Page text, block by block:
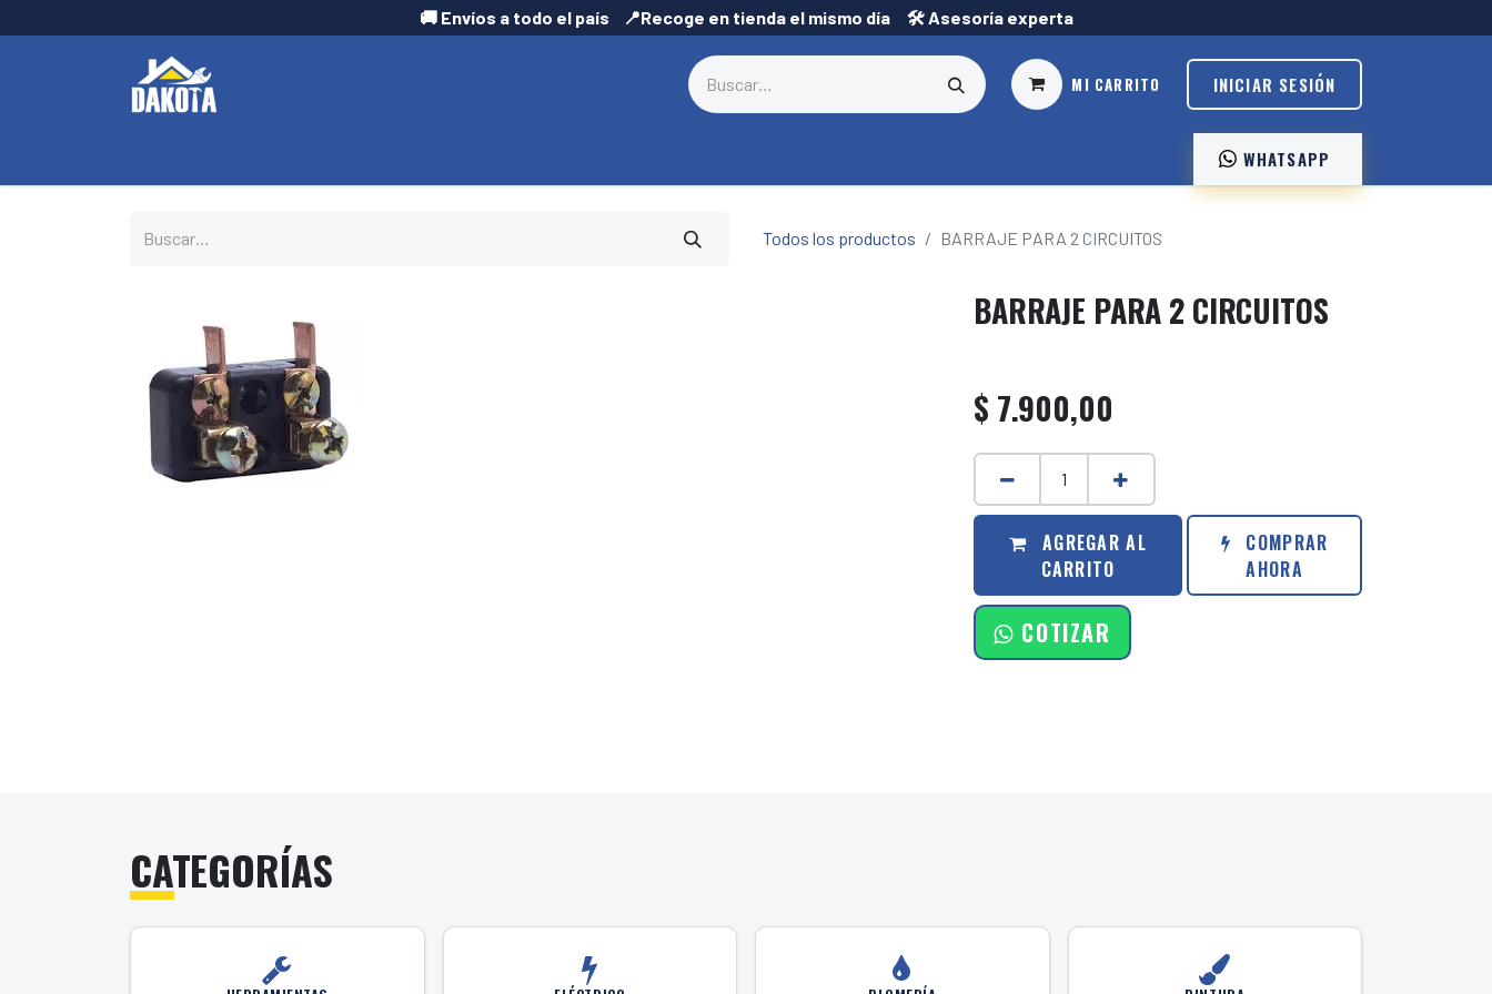
🚚 Envíos a todo el país 📍Recoge en tienda el mismo día 🛠️ Asesoría experta
MI CARRITO INICIAR SESIÓN
WHATSAPP ️
Todos los productos BARRAJE PARA 2 CIRCUITOS
BARRAJE PARA 2 CIRCUITOS
$ 7.900,00
AGREGAR AL
CARRITO
COMPRAR
AHORA
COTIZAR
CATEGORÍAS